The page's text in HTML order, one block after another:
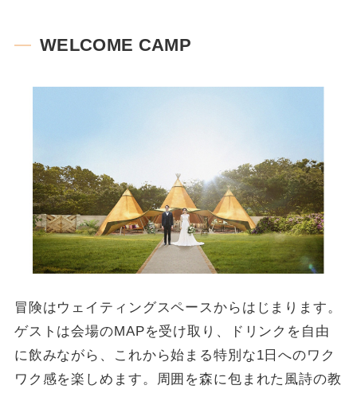
WELCOME CAMP
冒険はウェイティングスペースからはじまります。
ゲストは会場のMAPを受け取り、ドリンクを自由
に飲みながら、これから始まる特別な1日へのワク
ワク感を楽しめます。周囲を森に包まれた風詩の教